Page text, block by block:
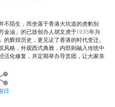
不陌生，而坐落于香港大坑道的虎豹别
金油」的已故创办人胡文虎于1935年兴
辉煌历史，更见证了香港的时代变迁。
风格，外观西式典雅，内部则融入传统中
活化修复，并定期举办导赏团，让大家亲
汇处，步行到虎豹别墅或马场先难友纪
不但可以沿路欣赏大单位豪宅，亦可感受
日